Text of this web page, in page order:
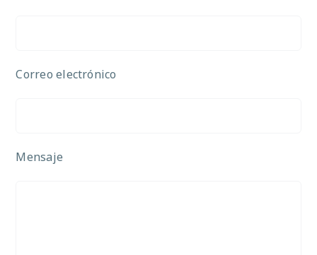
Correo electrónico
Mensaje